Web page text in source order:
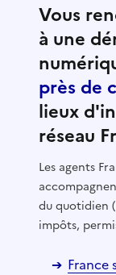
Vous
à une
près de
lieux
réseau
Les agents
du quotidien
impôts,
France